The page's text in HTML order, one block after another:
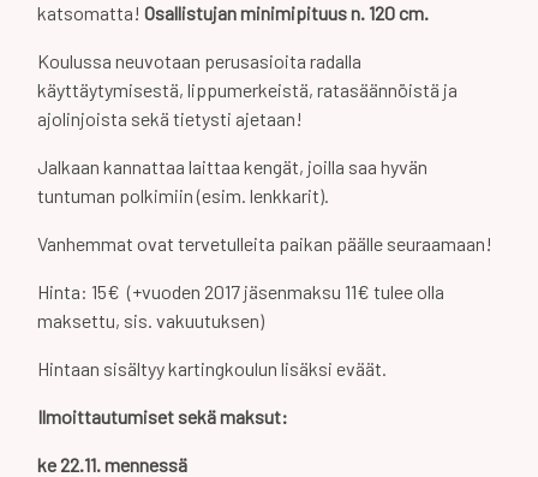
katsomatta! Osallistujan minimipituus n. 120 cm.
Koulussa neuvotaan perusasioita radalla
käyttäytymisestä, lippumerkeistä, ratasäännöistä ja
ajolinjoista sekä tietysti ajetaan!
Jalkaan kannattaa laittaa kengät, joilla saa hyvän
tuntuman polkimiin (esim. lenkkarit).
Vanhemmat ovat tervetulleita paikan päälle seuraamaan!
Hinta: 15€ (+vuoden 2017 jäsenmaksu 11€ tulee olla
maksettu, sis. vakuutuksen)
Hintaan sisältyy kartingkoulun lisäksi eväät.
Ilmoittautumiset sekä maksut:
ke 22.11. mennessä